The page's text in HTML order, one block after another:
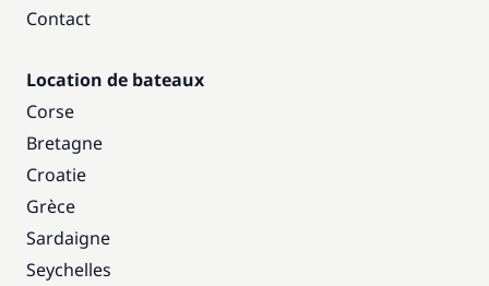
Contact
Location de bateaux
Corse
Bretagne
Croatie
Grèce
Sardaigne
Seychelles